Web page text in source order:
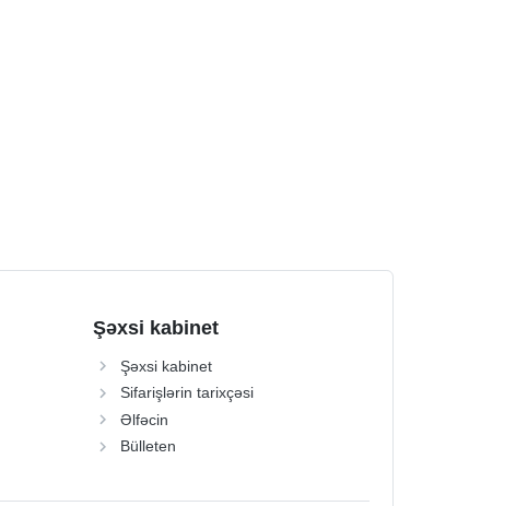
Şəxsi kabinet
Şəxsi kabinet
Sifarişlərin tarixçəsi
Əlfəcin
Bülleten